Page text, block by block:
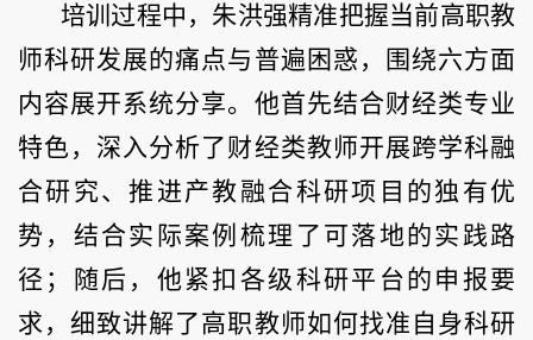
培训过程中，朱洪强精准把握当前高职教
师科研发展的痛点与普遍困惑，围绕六方面
内容展开系统分享。他首先结合财经类专业
特色，深入分析了财经类教师开展跨学科融
合研究、推进产教融合科研项目的独有优
势，结合实际案例梳理了可落地的实践路
径；随后，他紧扣各级科研平台的申报要
求，细致讲解了高职教师如何找准自身科研